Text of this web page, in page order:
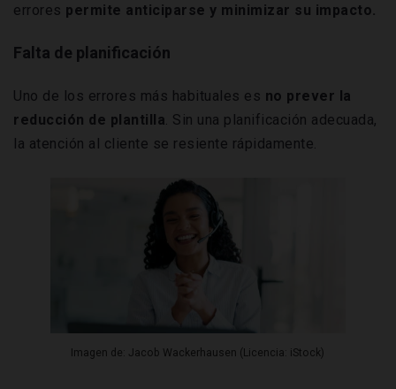
errores permite anticiparse y minimizar su impacto.
Falta de planificación
Uno de los errores más habituales es no prever la
reducción de plantilla. Sin una planificación adecuada,
la atención al cliente se resiente rápidamente.
Imagen de: Jacob Wackerhausen (Licencia: iStock)